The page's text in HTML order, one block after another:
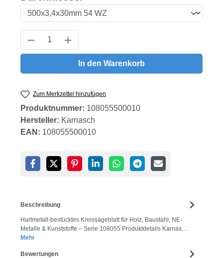
Produkt Anzahl: Gib den gewünschten
In den Warenkorb
Zum Merkzettel hinzufügen
Produktnummer: 108055500010
Hersteller: Karnasch
EAN: 108055500010
Beschreibung
Hartmetall-bestücktes Kreissägeblatt für Holz, Baustahl, NE-
Metalle & Kunststoffe – Serie 108055 Produktdetails Karnas…
Mehr
Bewertungen